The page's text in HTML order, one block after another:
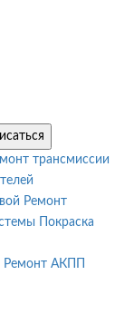
трансмиссии
Ремонт
Покраска
Ремонт АКПП